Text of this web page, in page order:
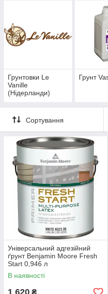
Грунтовки Le
Vanille
(Нідерланди)
Грунт
Сортування
Універсальний адгезійний
ґрунт Benjamin Moore Fresh
Start 0,946 л
В наявності
₴